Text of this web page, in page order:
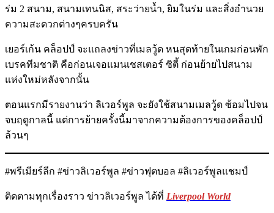
ร่ม 2 สนาม, สนามเทนนิส, สระว่ายน้ำ, ยิมในร่ม และสิ่งอำนวย
ความสะดวกต่างๆครบครัน
เยอร์เก้น คล็อปป์ จะแถลงข่าวที่เมลวู้ด หนสุดท้ายในเกมก่อนพัก
เบรคทีมชาติ คือก่อนเจอแมนเชสเตอร์ ซิตี้ ก่อนย้ายไปสนาม
แห่งใหม่หลังจากนั้น
ตอนแรกมีรายงานว่า ลิเวอร์พูล จะยังใช้สนามเมลวู้ด ซ้อมไปจน
จบฤดูกาลนี้ แต่การย้ายครั้งนี้มาจากความต้องการของคล็อปป์
ล้วนๆ
#พรีเมียร์ลีก #ข่าวลิเวอร์พูล #ข่าวฟุตบอล #ลิเวอร์พูลแชมป์
ติดตามทุกเรื่องราว ข่าวลิเวอร์พูล ได้ที่ Liverpool World